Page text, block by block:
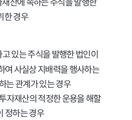
산에 속하는 주식을 발행한
한 경우
있는 주식을 발행한 법인이
여 사실상 지배력을 행사하는
는 관계가 있는 경우
자재산의 적정한 운용을 해할
정하는 경우